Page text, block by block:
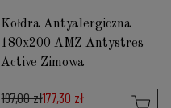
Kołdra Antyalergiczna
180x200 AMZ Antystres
Active Zimowa
197,00 zł177,30 zł